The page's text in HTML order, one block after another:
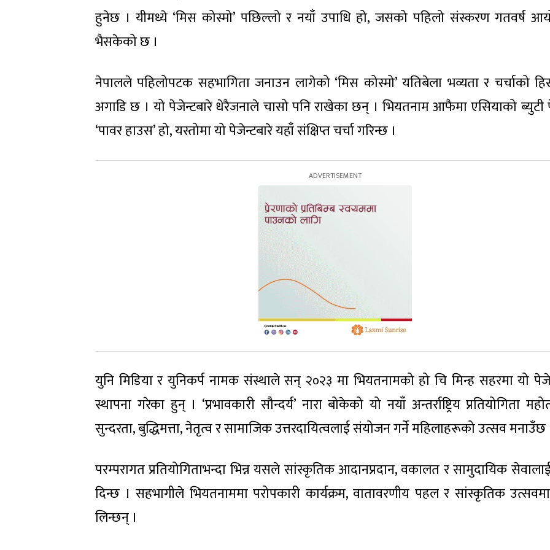
हुनेछ । यीमध्ये ‘मिस कोस्मो’ पछिल्लो र नयाँ उपाधि हो, जसको पहिलो संस्करण गतवर्ष
भैसकेको छ ।
नेपालले पहिलोपटक सहभागिता जनाउन लागेको ‘मिस कोस्मो’ यतिबेला भव्यता र चर्चाको
अगाडि छ । यो पेजेन्टबारे धेरैजनाले चासो पनि राखेका छन् । भियतनाम आफैमा एसियाको ब्युटी
‘पावर हाउस’ हो, यस्तोमा यो पेजेन्टबारे यहाँ संक्षिप्त चर्चा गरिन्छ ।
युनि मिडिया र युनिकर्प नामक संस्थाले सन् २०२३ मा भियतनामको हो चि मिन्ह सहरमा यो
स्थापना गरेका हुन् । ‘प्रभावकारी सौन्दर्य’ नारा बोकेको यो नयाँ अन्तर्राष्ट्रिय प्रतियोगिता
सुन्दरता, बुद्धिमत्ता, नेतृत्व र सामाजिक उत्तरदायित्वलाई संयोजन गर्ने महिलाहरूको उत्सव मनाउँछ
परम्परागत प्रतियोगिताभन्दा भिन्न यसले सांस्कृतिक आदानप्रदान, वकालत र सामुदायिक
दिन्छ । सहभागीले भियतनाममा परोपकारी कार्यक्रम, वातावरणीय पहल र सांस्कृतिक
लिन्छन् ।